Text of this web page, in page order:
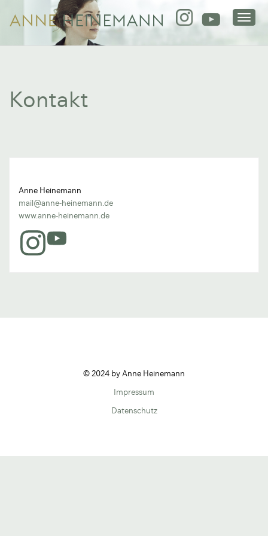
Kontakt
Anne Heinemann
mail@anne-heinemann.de
www.anne-heinemann.de
© 2024 by Anne Heinemann
Impressum
Datenschutz